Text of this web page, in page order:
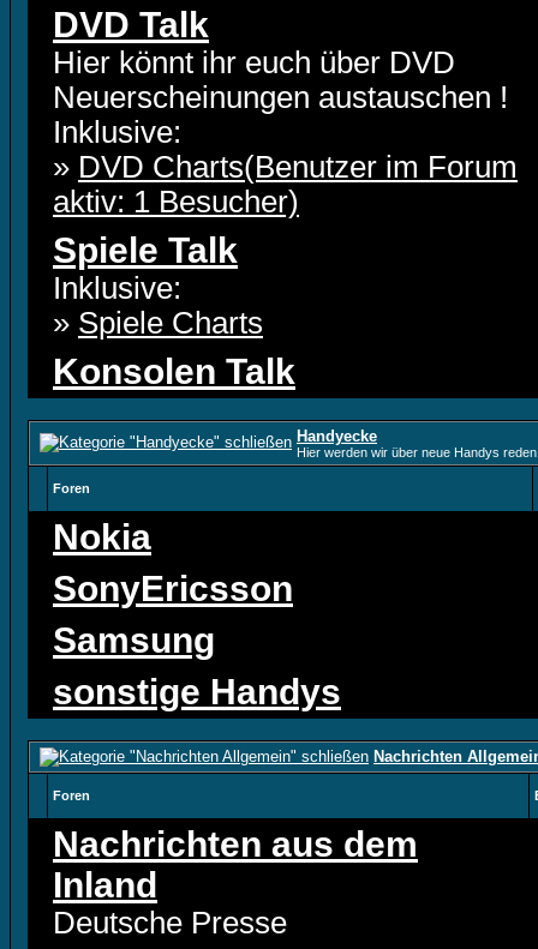
DVD Talk
Hier könnt ihr euch über DVD
Neuerscheinungen austauschen !
Inklusive:
» DVD Charts(Benutzer im Forum
aktiv: 1 Besucher)
Spiele Talk
Inklusive:
» Spiele Charts
Konsolen Talk
Handyecke
Hier werden wir über neue Handys
Foren
Nokia
SonyEricsson
Samsung
sonstige Handys
Nachrichten
Foren
Nachrichten aus dem
Inland
Deutsche Presse